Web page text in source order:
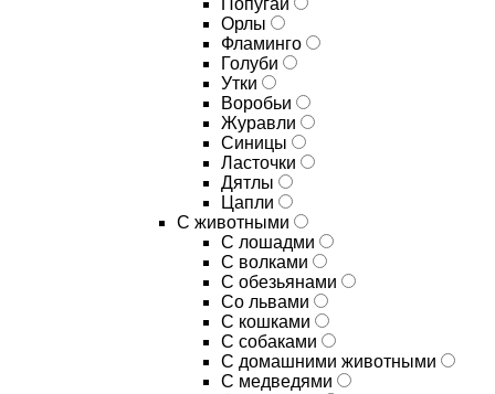
Попугаи
Орлы
Фламинго
Голуби
Утки
Воробьи
Журавли
Синицы
Ласточки
Дятлы
Цапли
С животными
С лошадми
С волками
С обезьянами
Со львами
С кошками
С собаками
С домашними животными
С медведями